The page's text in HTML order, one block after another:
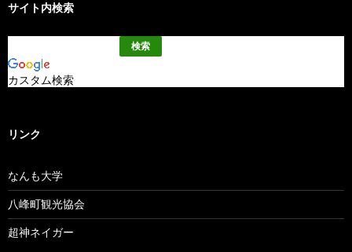
サイト内検索
カスタム検索
リンク
なんも大学
八峰町観光協会
超神ネイガー